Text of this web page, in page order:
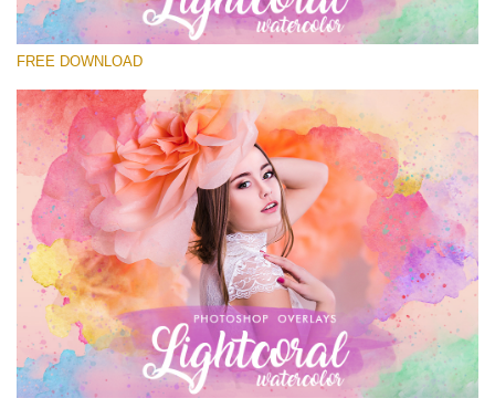
Por favor seleccione
Small 800*533px
Lightcoral Watercolor
(33 Overlays)
Large 6000*4000px
Entire Collection
(1783 Overlays)
Large 6000*4000px
FREE DOWNLOAD